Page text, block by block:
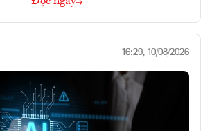
16:29, 10/08/2026